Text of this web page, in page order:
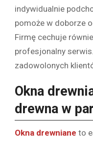
indywidualnie
pomoże w doborze
Firmę cechuje
profesjonalny
zadowolonych
Okna
drewna w
Okna drewniane to